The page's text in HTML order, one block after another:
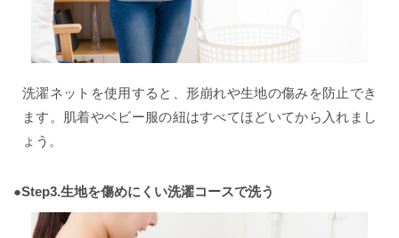
洗濯ネットを使用すると、形崩れや生地の傷みを防止でき
ます。肌着やベビー服の紐はすべてほどいてから入れまし
ょう。
●Step3.生地を傷めにくい洗濯コースで洗う